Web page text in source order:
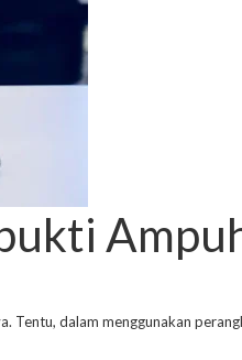
Tentu, dalam menggunakan